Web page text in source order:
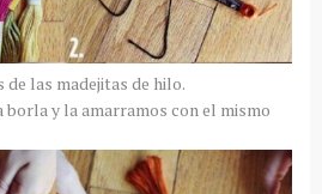
las madejitas de hilo.
borla y la amarramos con el mismo